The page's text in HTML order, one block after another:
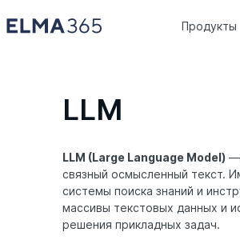
Продукты
LLM
LLM (Large Language Model) —
связный осмысленный текст.
системы поиска знаний и
массивы текстовых данных и
решения прикладных задач.